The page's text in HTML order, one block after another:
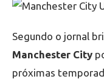
Segundo o jornal
Manchester City
próximas